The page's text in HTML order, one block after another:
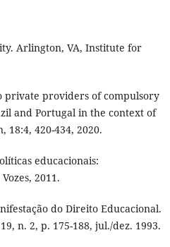
Arlington, VA, Institute for
private providers of compulsory
and Portugal in the context of
18:4, 420-434, 2020.
educacionais:
2011.
do Direito Educacional.
n. 2, p. 175-188, jul./dez. 1993.